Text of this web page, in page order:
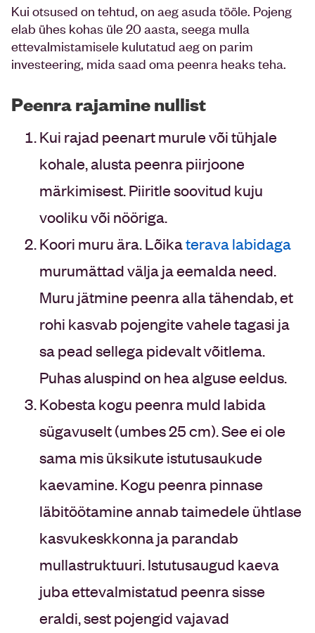
Kui otsused on tehtud, on aeg asuda tööle. Pojeng
elab ühes kohas üle 20 aasta, seega mulla
ettevalmistamisele kulutatud aeg on parim
investeering, mida saad oma peenra heaks teha.
Peenra rajamine nullist
Kui rajad peenart murule või tühjale
kohale, alusta peenra piirjoone
märkimisest. Piiritle soovitud kuju
vooliku või nööriga.
Koori muru ära. Lõikaterava labidaga
murumättad välja ja eemalda need.
Muru jätmine peenra alla tähendab, et
rohi kasvab pojengite vahele tagasi ja
sa pead sellega pidevalt võitlema.
Puhas aluspind on hea alguse eeldus.
Kobesta kogu peenra muld labida
sügavuselt (umbes 25 cm). See ei ole
sama mis üksikute istutusaukude
kaevamine. Kogu peenra pinnase
läbitöötamine annab taimedele ühtlase
kasvukeskkonna ja parandab
mullastruktuuri. Istutusaugud kaeva
juba ettevalmistatud peenra sisse
eraldi, sest pojengid vajavad